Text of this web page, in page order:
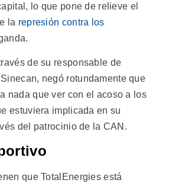
lo que pone de relieve el
la represión contra los
de su responsable de
negó rotundamente que
nada que ver con el acoso a los
estuviera implicada en su
del patrocinio de la CAN.
que TotalEnergies está